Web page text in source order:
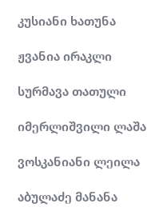
კუსიანი ხათუნა
ჟვანია ირაკლი
სურმავა თათული
იმერლიშვილი ლაშა
ვოსკანიანი ლეილა
აბულაძე მანანა